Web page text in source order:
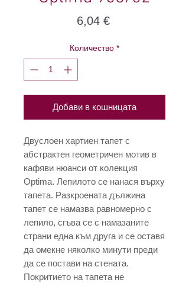
6,04 €Цена
Количество *
Добави в кошницата
Двуслоен хартиен тапет с
абстрактен геометричен мотив в
кафяви нюанси от колекция
Optima. Лепилото се нанася върху
тапета. Разкроената дължина
тапет се намазва равномерно с
лепило, сгъва се с намазаните
страни една към друга и се оставя
да омекне няколко минути преди
да се постави на стената.
Покритието на тапета не